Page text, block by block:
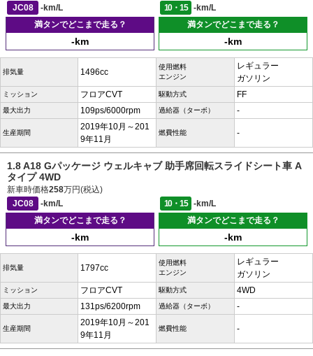
JC08
-km/L 10・15
-km/L
満タンでどこまで走る？
-km
満タンでどこまで走る？
-km
排気量 1496cc
使用燃料
エンジン
レギュラー
ガソリン
ミッション フロアCVT 駆動方式 FF
最大出力 109ps/6000rpm 過給器（ターボ） -
生産期間
2019年10月～201
9年11月
燃費性能 -
1.8 A18 Gパッケージ ウェルキャブ 助手席回転スライドシート車 A
タイプ 4WD
新車時価格258万円(税込)
JC08
-km/L 10・15
-km/L
満タンでどこまで走る？
-km
満タンでどこまで走る？
-km
排気量 1797cc
使用燃料
エンジン
レギュラー
ガソリン
ミッション フロアCVT 駆動方式 4WD
最大出力 131ps/6200rpm 過給器（ターボ） -
生産期間
2019年10月～201
9年11月
燃費性能 -